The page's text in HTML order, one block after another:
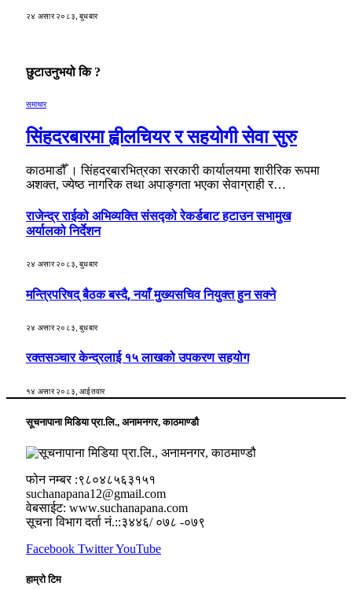
२४ असार २०८३, बुधबार
छुटाउनुभयो कि ?
समाचार
सिंहदरबारमा ह्वीलचियर र सहयोगी सेवा सुरु
काठमाडौँ । सिंहदरबारभित्रका सरकारी कार्यालयमा शारीरिक रूपमा
अशक्त, ज्येष्ठ नागरिक तथा अपाङ्गता भएका सेवाग्राही र…
राजेन्द्र राईको अभिव्यक्ति संसद्को रेकर्डबाट हटाउन सभामुख
अर्यालको निर्देशन
२४ असार २०८३, बुधबार
मन्त्रिपरिषद् बैठक बस्दै, नयाँ मुख्यसचिव नियुक्त हुन सक्ने
२४ असार २०८३, बुधबार
रक्तसञ्चार केन्द्रलाई १५ लाखको उपकरण सहयोग
१४ असार २०८३, आईतवार
सूचनापाना मिडिया प्रा.लि., अनामनगर, काठमाण्डौ
फोन नम्बर :९८०४८५६३१५१
suchanapana12@gmail.com
वेबसाईट: www.suchanapana.com
सूचना विभाग दर्ता नं.::३४४६/ ०७८ -०७९
Facebook TwitterYouTube
हाम्रो टिम